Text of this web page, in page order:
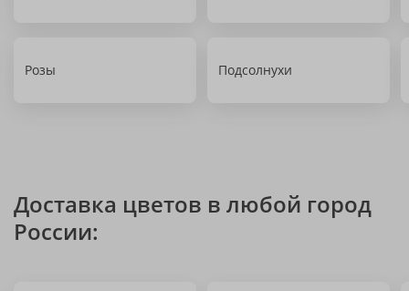
Розы Подсолнухи
Доставка цветов в любой город
России: